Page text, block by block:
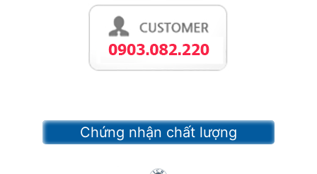
Chứng nhận chất lượng